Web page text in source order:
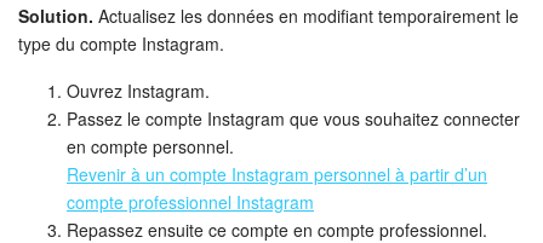
Solution. Actualisez les données en modifiant temporairement le
type du compte Instagram.
Ouvrez Instagram.
Passez le compte Instagram que vous souhaitez connecter
en compte personnel.
Revenir à un compte Instagram personnel à partir d’un
compte professionnel Instagram
Repassez ensuite ce compte en compte professionnel.